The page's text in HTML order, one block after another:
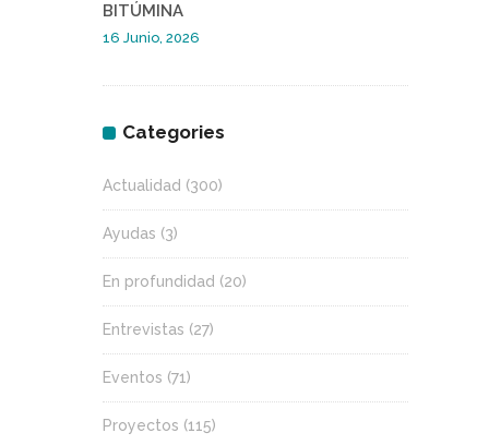
BITÚMINA
16 Junio, 2026
Categories
Actualidad (300)
Ayudas (3)
En profundidad (20)
Entrevistas (27)
Eventos (71)
Proyectos (115)